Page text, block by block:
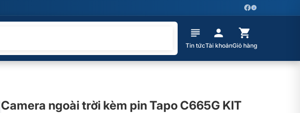
Z
Tin tứcTài khoảnGiỏ hàng
Camera ngoài trời kèm pin Tapo C665G KIT